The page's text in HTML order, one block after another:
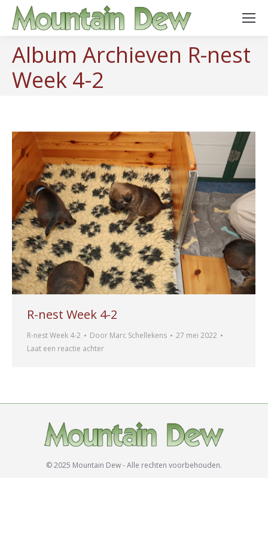
Album Archieven R-nest
Week 4-2
R-nest Week 4-2
R-nest Week 4-2 Door Marc Schellekens
27 mei 2022
Laat een reactie achter
© 2025 Mountain Dew - Alle rechten voorbehouden.